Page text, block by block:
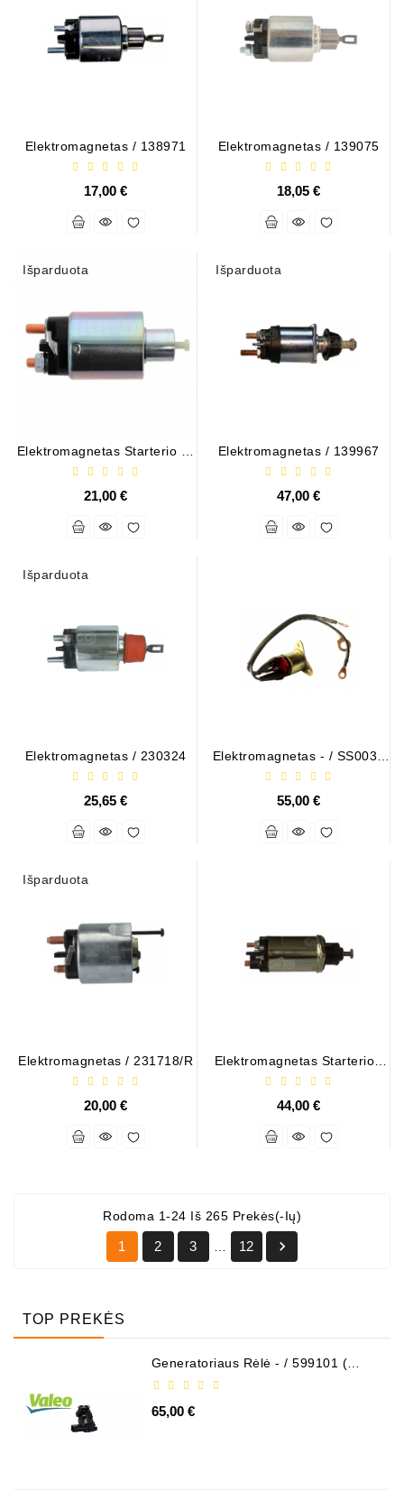
Elektromagnetas / 138971
17,00 €
Elektromagnetas / 139075
18,05 €
Išparduota
Elektromagnetas Starterio - /
M371XA0273
21,00 €
Išparduota
Elektromagnetas / 139967
47,00 €
Išparduota
Elektromagnetas / 230324
25,65 €
Elektromagnetas - / SS0033
(BOSCH)
55,00 €
Išparduota
Elektromagnetas / 231718/R
20,00 €
Elektromagnetas Starterio /
66-8404
44,00 €
Rodoma 1-24 Iš 265 Prekės(-Ių)
1 2 3 12 
TOP PREKĖS
Generatoriaus Rėlė - / 599101 (
65,00 €